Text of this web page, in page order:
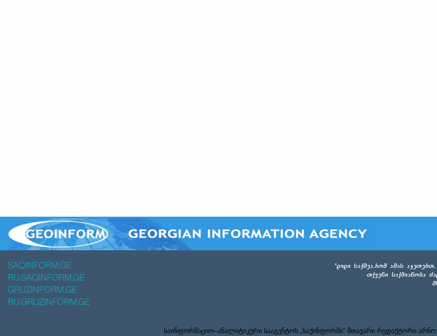
SAQINFORM.GE
RU.SAQINFORM.GE
GRUZINFORM.GE
RU.GRUZINFORM.GE
საინფორმაციო–ანალიტიკური სააგენტოს „საქინფორმი” მთავარი რედაქტორი